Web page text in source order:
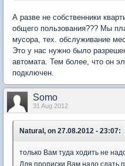
А разве не собственники
общего пользования??? Мы
мусора, тех. обслуживание
Это у нас нужно было
автомата. Тем более, что он
подключен.
Somo
31 Aug 2012
Natural, on 27.08.2012 - 23:07:
только Вам туда ходить не
Для прописки Вам надо сдать